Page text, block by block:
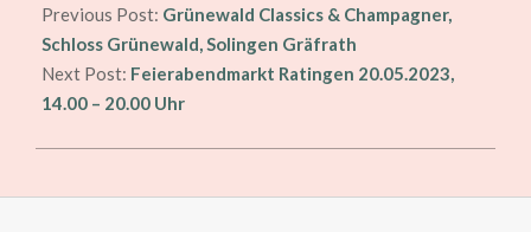
04-
28
Previous Post: Grünewald Classics & Champagner,
Schloss Grünewald, Solingen Gräfrath
Next Post: Feierabendmarkt Ratingen 20.05.2023,
14.00 – 20.00 Uhr